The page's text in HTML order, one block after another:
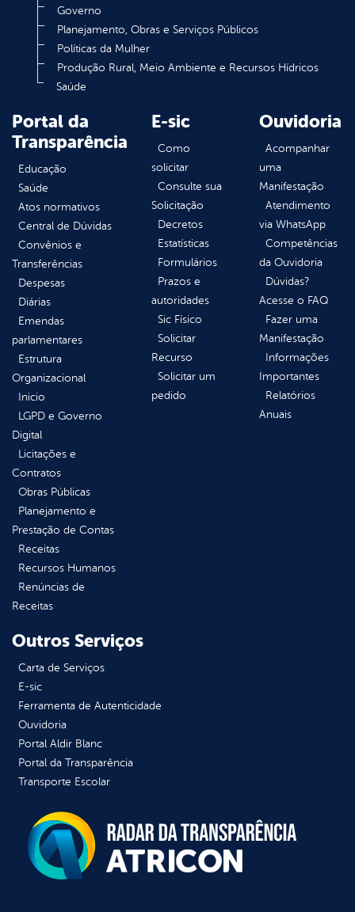
Governo
Planejamento, Obras e Serviços Públicos
Políticas da Mulher
Produção Rural, Meio Ambiente e Recursos Hídricos
Saúde
Portal da
Transparência
Educação
Saúde
Atos normativos
Central de Dúvidas
Convênios e
Transferências
Despesas
Diárias
Emendas
parlamentares
Estrutura
Organizacional
Inicio
LGPD e Governo
Digital
Licitações e
Contratos
Obras Públicas
Planejamento e
Prestação de Contas
Receitas
Recursos Humanos
Renúncias de
Receitas
E-sic
Como
solicitar
Consulte sua
Solicitação
Decretos
Estatísticas
Formulários
Prazos e
autoridades
Sic Físico
Solicitar
Recurso
Solicitar um
pedido
Ouvidoria
Acompanhar
uma
Manifestação
Atendimento
via WhatsApp
Competências
da Ouvidoria
Dúvidas?
Acesse o FAQ
Fazer uma
Manifestação
Informações
Importantes
Relatórios
Anuais
Outros Serviços
Carta de Serviços
E-sic
Ferramenta de Autenticidade
Ouvidoria
Portal Aldir Blanc
Portal da Transparência
Transporte Escolar